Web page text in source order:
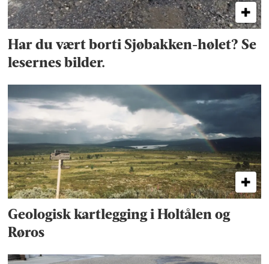
Har du vært borti Sjøbakken-hølet? Se
lesernes bilder.
Geologisk kartlegging i Holtålen og
Røros